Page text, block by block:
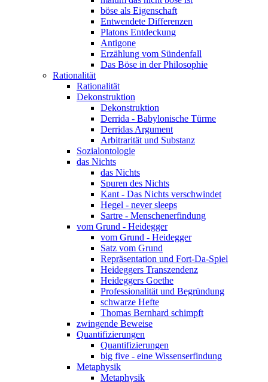
böse als Eigenschaft
Entwendete Differenzen
Platons Entdeckung
Antigone
Erzählung vom Sündenfall
Das Böse in der Philosophie
Rationalität
Rationalität
Dekonstruktion
Dekonstruktion
Derrida - Babylonische Türme
Derridas Argument
Arbitrarität und Substanz
Sozialontologie
das Nichts
das Nichts
Spuren des Nichts
Kant - Das Nichts verschwindet
Hegel - never sleeps
Sartre - Menschenerfindung
vom Grund - Heidegger
vom Grund - Heidegger
Satz vom Grund
Repräsentation und Fort-Da-Spiel
Heideggers Transzendenz
Heideggers Goethe
Professionalität und Begründung
schwarze Hefte
Thomas Bernhard schimpft
zwingende Beweise
Quantifizierungen
Quantifizierungen
big five - eine Wissenserfindung
Metaphysik
Metaphysik